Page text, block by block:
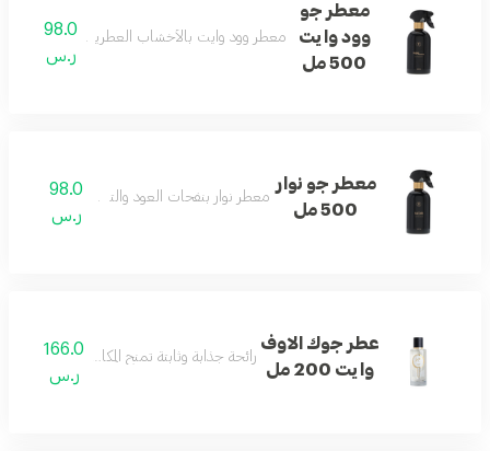
معطر جو
وود وايت
500 مل
معطر وود وايت بالأخشاب العطرية والخزامى
98.0
ر.س
معطر جو نوار
500 مل
معطر نوار بنفحات العود والتوباكو لأجواء راقية.
98.0
ر.س
عطر جوك الاوف
وايت 200 مل
رائحة جذابة وثابتة تمنح المكان لمسة من الرقي
166.0
ر.س